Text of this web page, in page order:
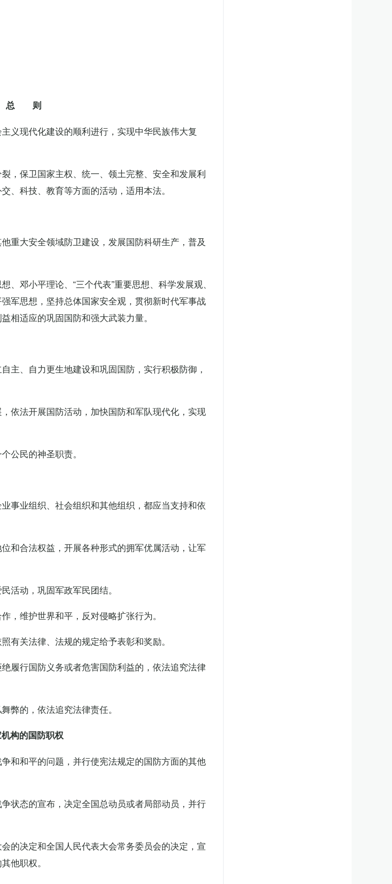
总 则
义现代化建设的顺利进行，实现中华民族伟大复
，保卫国家主权、统一、领土完整、安全和发展利
、科技、教育等方面的活动，适用本法。
重大安全领域防卫建设，发展国防科研生产，普及
邓小平理论、“三个代表”重要思想、科学发展观、
军思想，坚持总体国家安全观，贯彻新时代军事战
相适应的巩固国防和强大武装力量。
、自力更生地建设和巩固国防，实行积极防御，
依法开展国防活动，加快国防和军队现代化，实现
公民的神圣职责。
事业组织、社会组织和其他组织，都应当支持和依
和合法权益，开展各种形式的拥军优属活动，让军
活动，巩固军政军民团结。
维护世界和平，反对侵略扩张行为。
关法律、法规的规定给予表彰和奖励。
履行国防义务或者危害国防利益的，依法追究法律
弊的，依法追究法律责任。
构的国防职权
和和平的问题，并行使宪法规定的国防方面的其他
状态的宣布，决定全国总动员或者局部动员，并行
的决定和全国人民代表大会常务委员会的决定，宣
他职权。